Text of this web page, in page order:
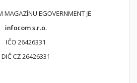
MAGAZÍNU EGOVERNMENT JE
infocom s.r.o.
IČO 26426331
DIČ CZ 26426331